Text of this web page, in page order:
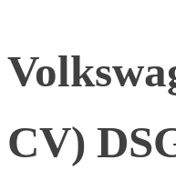
CV)